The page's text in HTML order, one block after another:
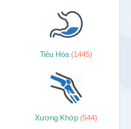
Tiêu Hóa (1445)
Xương Khớp (544)